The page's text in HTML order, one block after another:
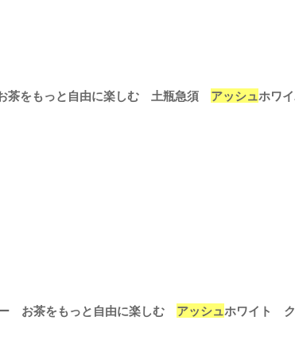
をもっと自由に楽しむ 土瓶急須 アッシュホワイト クリアグレー エバーグリーン
お茶をもっと自由に楽しむ アッシュホワイト クリアグレー エバーグリーン